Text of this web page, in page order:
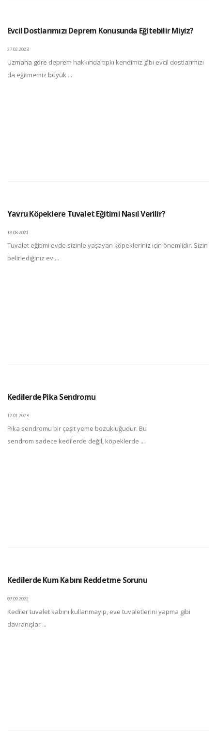
Evcil Dostlarımızı Deprem Konusunda Eğitebilir Miyiz?
27.02.2023
Uzmana göre deprem hakkında tıpkı kendimiz gibi evcil dostlarımızı
da eğitmemiz büyük ...
Yavru Köpeklere Tuvalet Eğitimi Nasıl Verilir?
18.08.2021
Tuvalet eğitimi evde sizinle yaşayan köpekleriniz için önemlidir. Sizin
belirlediğiniz ev ...
Kedilerde Pika Sendromu
12.01.2023
Pika sendromu bir çeşit yeme bozukluğudur. Bu
sendrom sadece kedilerde değil, köpeklerde ...
Kedilerde Kum Kabını Reddetme Sorunu
07.09.2022
Kediler tuvalet kabını kullanmayıp, eve tuvaletlerini yapma gibi
davranışlar ...